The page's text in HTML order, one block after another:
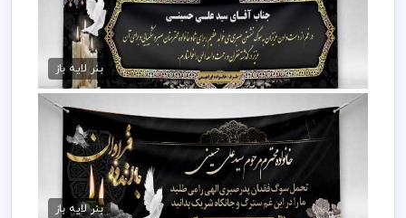
دانلود بنر تسلیت آماده
75,000 تومان
بنر لایه باز
دانلود بنر تسلیت psd
75,000 تومان
بنر لایه باز